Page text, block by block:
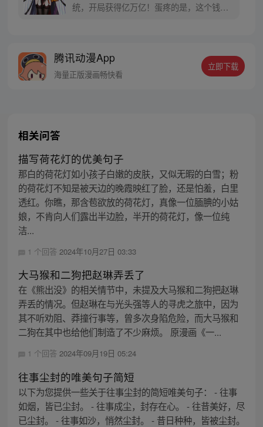
统，开局获得亿万亿！蛋疼的是，这个钱只
腾讯动漫App
海量正版漫画畅快看
立即下载
相关问答
描写荷花灯的优美句子
那白的荷花灯如小孩子白嫩的皮肤，又似无暇的白雪；粉
的荷花灯不知是被天边的晚霞映红了脸，还是怕羞，白里
透红。你瞧，那含苞欲放的荷花灯，真像一位腼腆的小姑
娘，不肯向人们露出半边脸，半开的荷花灯，像一位纯
洁...
1 个回答 2024年10月27日 03:33
大马猴和二狗把赵琳弄丢了
在《熊出没》的相关情节中，未提及大马猴和二狗把赵琳
弄丢的情况。但赵琳在与光头强等人的寻虎之旅中，因为
其不听劝阻、莽撞行事等，曾多次身陷危险，而大马猴和
二狗在其中也给他们制造了不少麻烦。 原漫画《一...
1 个回答 2024年09月19日 05:24
往事尘封的唯美句子简短
以下为您提供一些关于往事尘封的简短唯美句子： - 往事
如烟，皆已尘封。 - 往事成尘，封存在心。 - 往昔美好，尽
已尘封。 - 往事如沙，悄然尘封。 - 昔日种种，皆被尘封。